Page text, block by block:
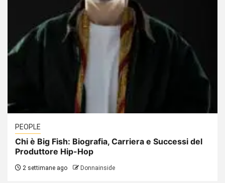
PEOPLE
Chi è Big Fish: Biografia, Carriera e Successi del
Produttore Hip-Hop
2 settimane ago Donnainside